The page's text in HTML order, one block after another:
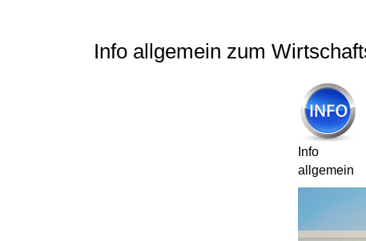
Info allgemein zum
Info
allgemein